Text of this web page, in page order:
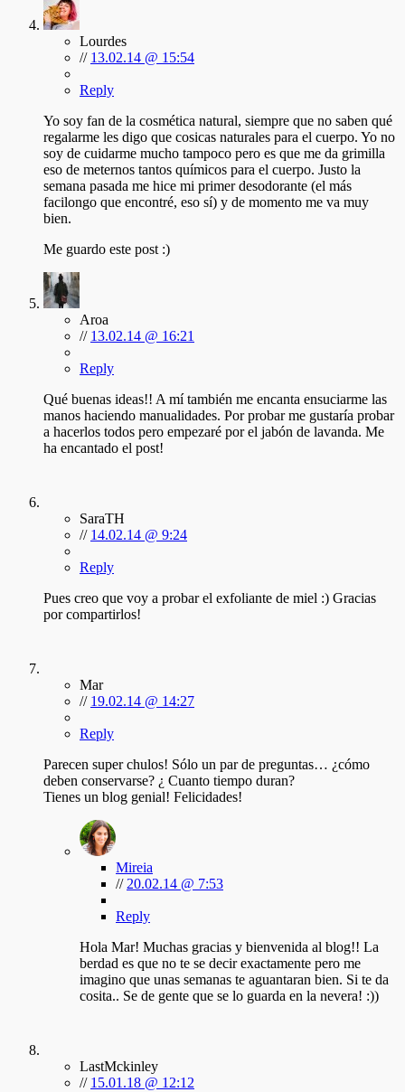
Lourdes
// 13.02.14 @ 15:54
Reply
Yo soy fan de la cosmética natural, siempre que no saben qué
regalarme les digo que cosicas naturales para el cuerpo. Yo no
soy de cuidarme mucho tampoco pero es que me da grimilla
eso de meternos tantos químicos para el cuerpo. Justo la
semana pasada me hice mi primer desodorante (el más
facilongo que encontré, eso sí) y de momento me va muy
bien.
Me guardo este post :)
Aroa
// 13.02.14 @ 16:21
Reply
Qué buenas ideas!! A mí también me encanta ensuciarme las
manos haciendo manualidades. Por probar me gustaría probar
a hacerlos todos pero empezaré por el jabón de lavanda. Me
ha encantado el post!
SaraTH
// 14.02.14 @ 9:24
Reply
Pues creo que voy a probar el exfoliante de miel :) Gracias
por compartirlos!
Mar
// 19.02.14 @ 14:27
Reply
Parecen super chulos! Sólo un par de preguntas… ¿cómo
deben conservarse? ¿ Cuanto tiempo duran?
Tienes un blog genial! Felicidades!
Mireia
// 20.02.14 @ 7:53
Reply
Hola Mar! Muchas gracias y bienvenida al blog!! La
berdad es que no te se decir exactamente pero me
imagino que unas semanas te aguantaran bien. Si te da
cosita.. Se de gente que se lo guarda en la nevera! :))
LastMckinley
// 15.01.18 @ 12:12